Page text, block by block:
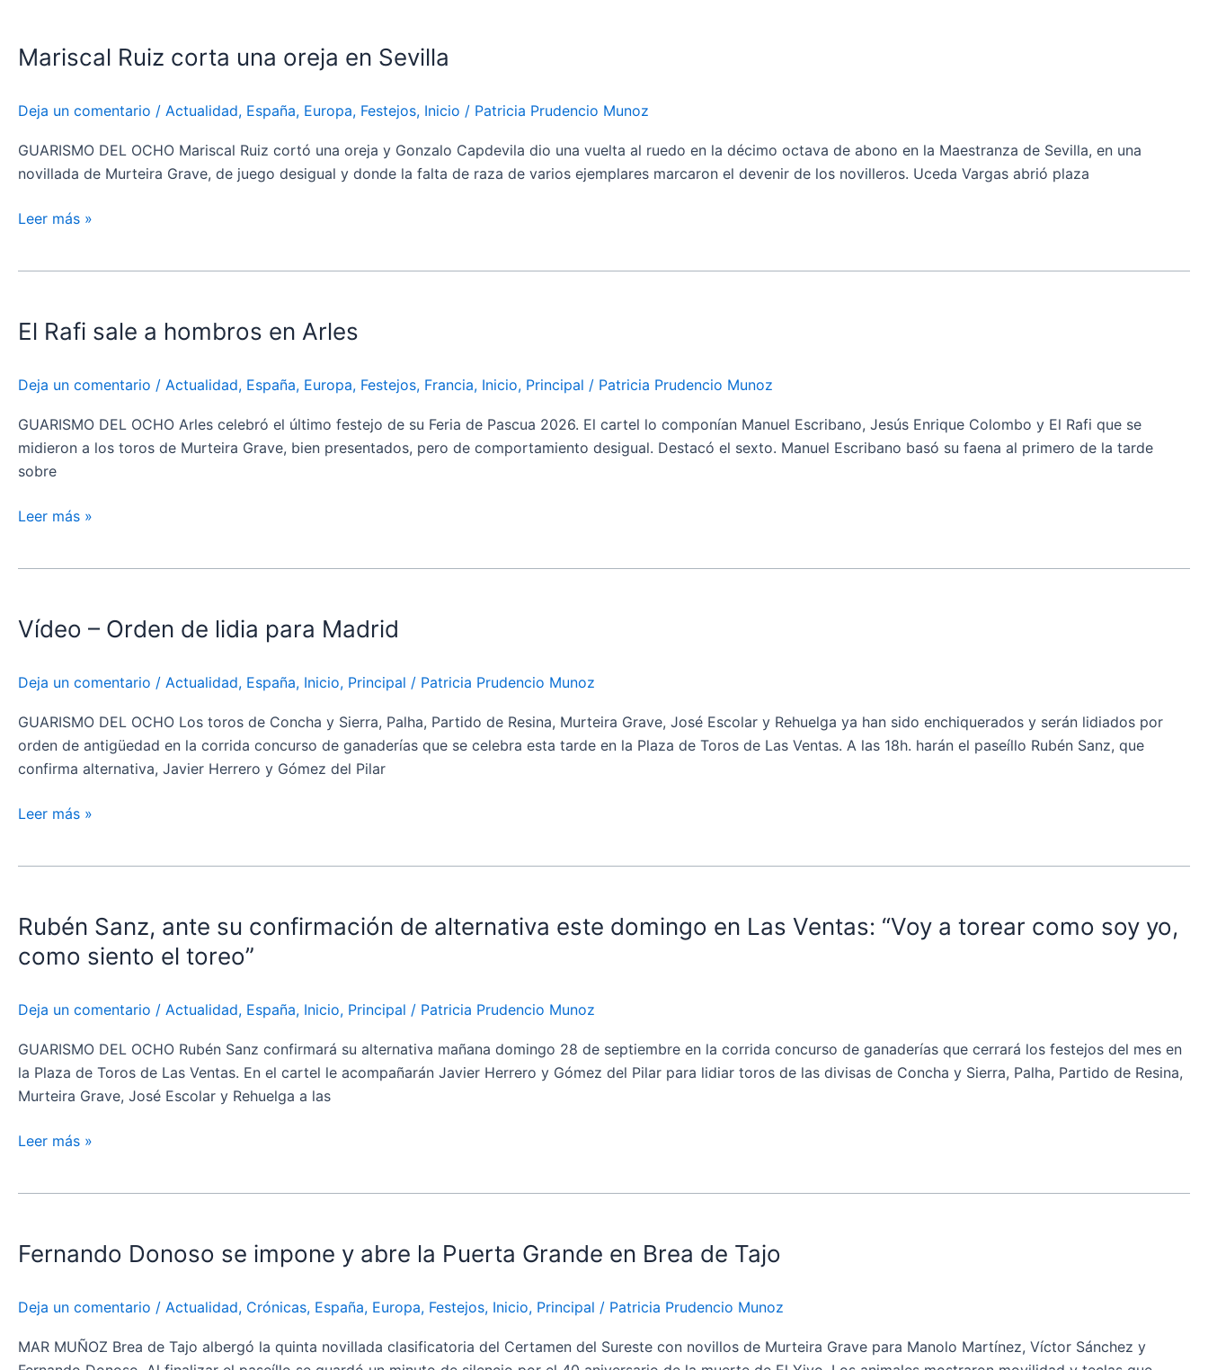
Mariscal Ruiz corta una oreja en Sevilla
Deja un comentario / Actualidad, España, Europa, Festejos, Inicio / Patricia Prudencio Munoz
GUARISMO DEL OCHO Mariscal Ruiz cortó una oreja y Gonzalo Capdevila dio una vuelta al ruedo en la décimo octava de abono en la Maestranza de Sevilla, en una
novillada de Murteira Grave, de juego desigual y donde la falta de raza de varios ejemplares marcaron el devenir de los novilleros. Uceda Vargas abrió plaza
corta
oreja
Sevilla
Leer más »
El Rafi sale a hombros en Arles
Deja un comentario / Actualidad, España, Europa, Festejos, Francia, Inicio, Principal / Patricia Prudencio Munoz
GUARISMO DEL OCHO Arles celebró el último festejo de su Feria de Pascua 2026. El cartel lo componían Manuel Escribano, Jesús Enrique Colombo y El Rafi que se
midieron a los toros de Murteira Grave, bien presentados, pero de comportamiento desigual. Destacó el sexto. Manuel Escribano basó su faena al primero de la tarde
sobre
sale
hombros
Arles
Leer más »
Vídeo – Orden de lidia para Madrid
Deja un comentario / Actualidad, España, Inicio, Principal / Patricia Prudencio Munoz
GUARISMO DEL OCHO Los toros de Concha y Sierra, Palha, Partido de Resina, Murteira Grave, José Escolar y Rehuelga ya han sido enchiquerados y serán lidiados por
orden de antigüedad en la corrida concurso de ganaderías que se celebra esta tarde en la Plaza de Toros de Las Ventas. A las 18h. harán el paseíllo Rubén Sanz, que
confirma alternativa, Javier Herrero y Gómez del Pilar
Orden
lidia
para
Madrid
Leer más »
Rubén Sanz, ante su confirmación de alternativa este domingo en Las Ventas: “Voy a torear como soy yo,
como siento el toreo”
Deja un comentario / Actualidad, España, Inicio, Principal / Patricia Prudencio Munoz
GUARISMO DEL OCHO Rubén Sanz confirmará su alternativa mañana domingo 28 de septiembre en la corrida concurso de ganaderías que cerrará los festejos del mes en
la Plaza de Toros de Las Ventas. En el cartel le acompañarán Javier Herrero y Gómez del Pilar para lidiar toros de las divisas de Concha y Sierra, Palha, Partido de Resina,
Murteira Grave, José Escolar y Rehuelga a las
ante
su
confirmación
alternativa
este
domingo
en
Ventas:
soy
como
siento
el
Leer más »
Fernando Donoso se impone y abre la Puerta Grande en Brea de Tajo
Deja un comentario / Actualidad, Crónicas, España, Europa, Festejos, Inicio, Principal / Patricia Prudencio Munoz
MAR MUÑOZ Brea de Tajo albergó la quinta novillada clasificatoria del Certamen del Sureste con novillos de Murteira Grave para Manolo Martínez, Víctor Sánchez y
se
y
abre
la